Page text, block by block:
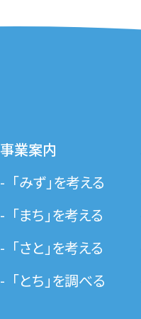
事業案内
「みず」を考える
「まち」を考える
「さと」を考える
「とち」を調べる